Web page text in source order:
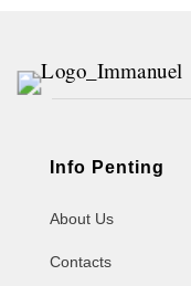
Info Penting
About Us
Contacts